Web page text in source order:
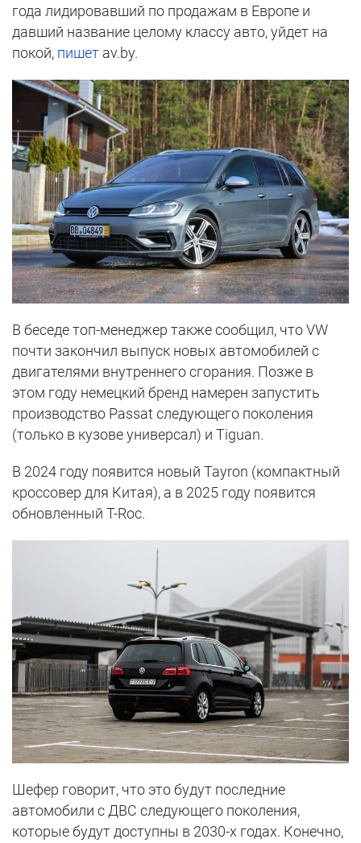
года лидировавший по продажам в Европе и
давший название целому классу авто, уйдет на
покой, пишет av.by.
В беседе топ-менеджер также сообщил, что VW
почти закончил выпуск новых автомобилей с
двигателями внутреннего сгорания. Позже в
этом году немецкий бренд намерен запустить
производство Passat следующего поколения
(только в кузове универсал) и Tiguan.
В 2024 году появится новый Tayron (компактный
кроссовер для Китая), а в 2025 году появится
обновленный T-Roc.
Шефер говорит, что это будут последние
автомобили с ДВС следующего поколения,
которые будут доступны в 2030-х годах. Конечно,